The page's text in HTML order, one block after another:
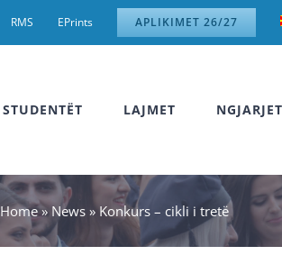
RMS EPrints APLIKIMET 26/27
STUDENTËT LAJMET NGJARJET
Home»News »Konkurs – cikli i tretë